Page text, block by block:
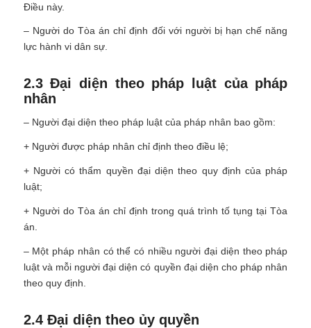
Điều này.
– Người do Tòa án chỉ định đối với người bị hạn chế năng
lực hành vi dân sự.
2.3 Đại diện theo pháp luật của pháp
nhân
– Người đại diện theo pháp luật của pháp nhân bao gồm:
+ Người được pháp nhân chỉ định theo điều lệ;
+ Người có thẩm quyền đại diện theo quy định của pháp
luật;
+ Người do Tòa án chỉ định trong quá trình tố tụng tại Tòa
án.
– Một pháp nhân có thể có nhiều người đại diện theo pháp
luật và mỗi người đại diện có quyền đại diện cho pháp nhân
theo quy định.
2.4 Đại diện theo ủy quyền